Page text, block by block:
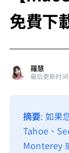
BuhoNTFS
商店
關於我們
聯絡我們
隱私權政
免費下
羅慧
最后更新时
摘要: 如果
Tahoe、
Monterey